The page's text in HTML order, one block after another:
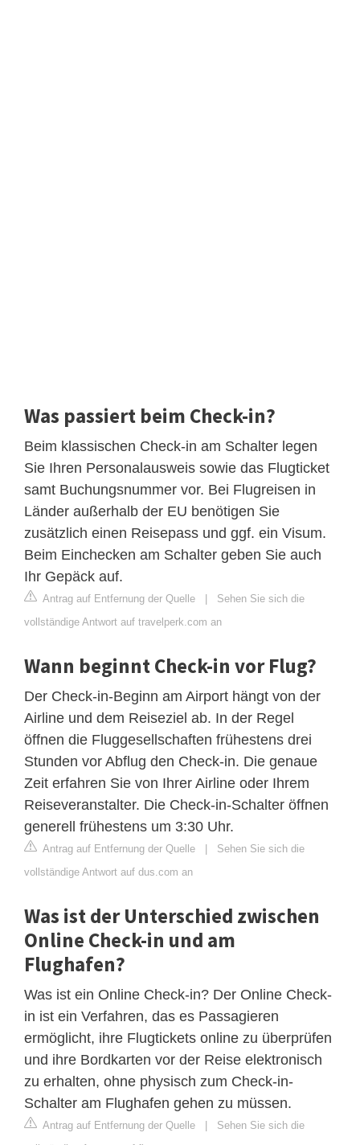
Was passiert beim Check-in?
Beim klassischen Check-in am Schalter legen
Sie Ihren Personalausweis sowie das Flugticket
samt Buchungsnummer vor. Bei Flugreisen in
Länder außerhalb der EU benötigen Sie
zusätzlich einen Reisepass und ggf. ein Visum.
Beim Einchecken am Schalter geben Sie auch
Ihr Gepäck auf.
Antrag auf Entfernung der Quelle | Sehen Sie sich die
vollständige Antwort auf travelperk.com an
Wann beginnt Check-in vor Flug?
Der Check-in-Beginn am Airport hängt von der
Airline und dem Reiseziel ab. In der Regel
öffnen die Fluggesellschaften frühestens drei
Stunden vor Abflug den Check-in. Die genaue
Zeit erfahren Sie von Ihrer Airline oder Ihrem
Reiseveranstalter. Die Check-in-Schalter öffnen
generell frühestens um 3:30 Uhr.
Antrag auf Entfernung der Quelle | Sehen Sie sich die
vollständige Antwort auf dus.com an
Was ist der Unterschied zwischen
Online Check-in und am
Flughafen?
Was ist ein Online Check-in? Der Online Check-
in ist ein Verfahren, das es Passagieren
ermöglicht, ihre Flugtickets online zu überprüfen
und ihre Bordkarten vor der Reise elektronisch
zu erhalten, ohne physisch zum Check-in-
Schalter am Flughafen gehen zu müssen.
Antrag auf Entfernung der Quelle | Sehen Sie sich die